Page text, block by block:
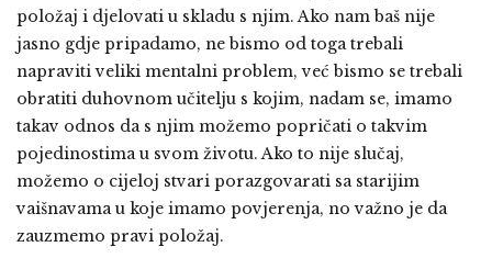
položaj i djelovati u skladu s njim. Ako nam baš nije
jasno gdje pripadamo, ne bismo od toga trebali
napraviti veliki mentalni problem, već bismo se trebali
obratiti duhovnom učitelju s kojim, nadam se, imamo
takav odnos da s njim možemo popričati o takvim
pojedinostima u svom životu. Ako to nije slučaj,
možemo o cijeloj stvari porazgovarati sa starijim
vaišnavama u koje imamo povjerenja, no važno je da
zauzmemo pravi položaj.